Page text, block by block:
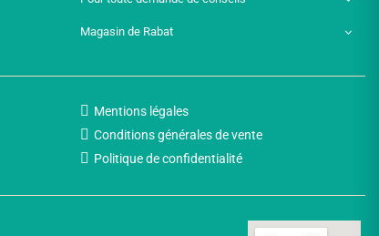
Magasin de Rabat
Mentions légales
Conditions générales de vente
Politique de confidentialité